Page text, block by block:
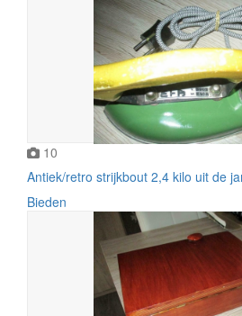
10
Antiek/retro strijkbout 2,4 kilo uit de
Bieden